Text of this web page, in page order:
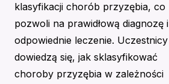
klasyfikacji chorób przyzębia, co
pozwoli na prawidłową diagnozę i
odpowiednie leczenie. Uczestnicy
dowiedzą się, jak sklasyfikować
choroby przyzębia w zależności